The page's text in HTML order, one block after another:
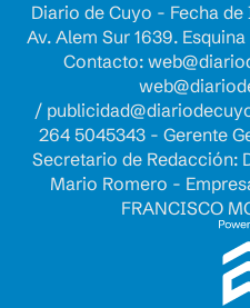
Diario de Cuyo - Fecha
Av. Alem Sur 1639.
Contacto:
/
264 5045343 - Gerente
Secretario de Redacción:
Mario Romero -
FRANCISCO